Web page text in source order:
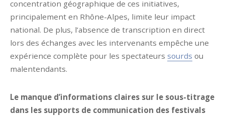
concentration géographique de ces initiatives,
principalement en Rhône-Alpes, limite leur impact
national. De plus, l’absence de transcription en direct
lors des échanges avec les intervenants empêche une
expérience complète pour les spectateurs sourds ou
malentendants.
Le manque d’informations claires sur le sous-titrage
dans les supports de communication des festivals